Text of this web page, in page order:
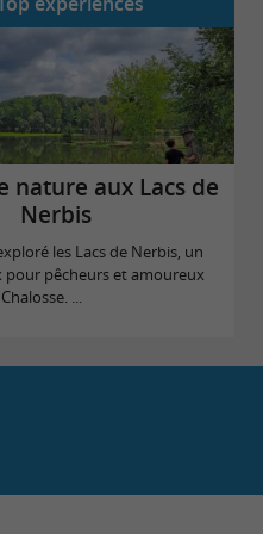
nature aux Lacs de
Nerbis
les Lacs de Nerbis, un
pour pêcheurs et amoureux
...